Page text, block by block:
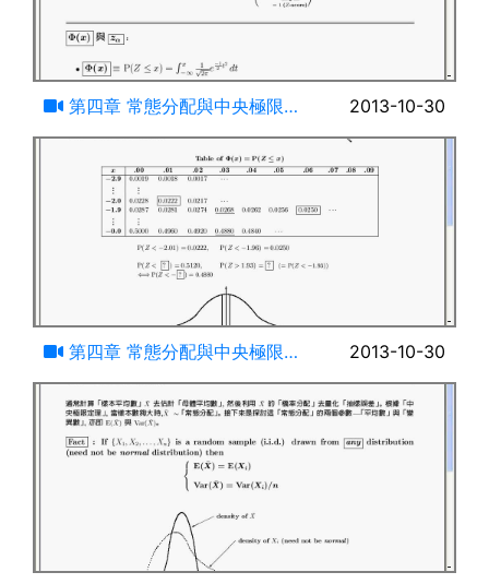
第四章 常態分配與中央極限定
理(三)
2013-10-30
第四章 常態分配與中央極限定
理(四)
2013-10-30